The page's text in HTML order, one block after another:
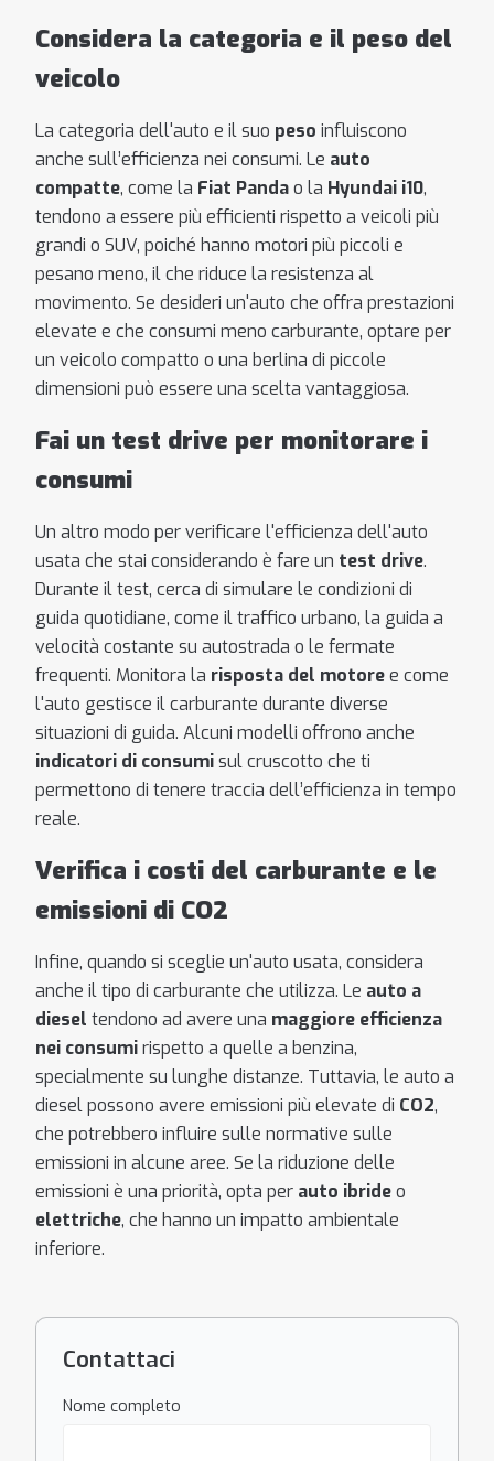
Considera la categoria e il peso del
veicolo
La categoria dell'auto e il suo peso influiscono
anche sull’efficienza nei consumi. Le auto
compatte, come la Fiat Pandao la Hyundai i10,
tendono a essere più efficienti rispetto a veicoli più
grandi o SUV, poiché hanno motori più piccoli e
pesano meno, il che riduce la resistenza al
movimento. Se desideri un'auto che offra prestazioni
elevate e che consumi meno carburante, optare per
un veicolo compatto o una berlina di piccole
dimensioni può essere una scelta vantaggiosa.
Fai un test drive per monitorare i
consumi
Un altro modo per verificare l'efficienza dell'auto
usata che stai considerando è fare un test drive.
Durante il test, cerca di simulare le condizioni di
guida quotidiane, come il traffico urbano, la guida a
velocità costante su autostrada o le fermate
frequenti. Monitora la risposta del motoree come
l'auto gestisce il carburante durante diverse
situazioni di guida. Alcuni modelli offrono anche
indicatori di consumisul cruscotto che ti
permettono di tenere traccia dell’efficienza in tempo
reale.
Verifica i costi del carburante e le
emissioni di CO2
Infine, quando si sceglie un'auto usata, considera
anche il tipo di carburante che utilizza. Le auto a
diesel tendono ad avere una maggiore efficienza
nei consumirispetto a quelle a benzina,
specialmente su lunghe distanze. Tuttavia, le auto a
diesel possono avere emissioni più elevate di CO2,
che potrebbero influire sulle normative sulle
emissioni in alcune aree. Se la riduzione delle
emissioni è una priorità, opta per auto ibrideo
elettriche, che hanno un impatto ambientale
inferiore.
Contattaci
Nome completo